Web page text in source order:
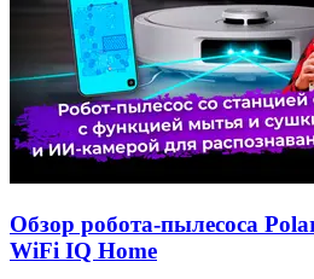
Обзор робота-пылесоса
WiFi IQ Home